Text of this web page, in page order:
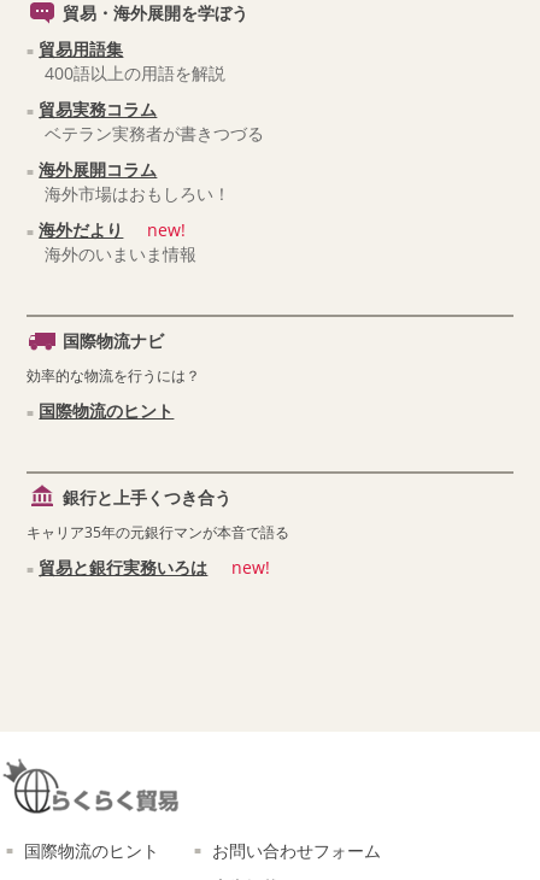
貿易・海外展開を学ぼう
貿易用語集
400語以上の用語を解説
貿易実務コラム
ベテラン実務者が書きつづる
海外展開コラム
海外市場はおもしろい！
海外だより
new!
海外のいまいま情報
国際物流ナビ
効率的な物流を行うには？
国際物流のヒント
銀行と上手くつき合う
キャリア35年の元銀行マンが本音で語る
貿易と銀行実務いろは new!
国際物流のヒント
お問い合わせフォーム